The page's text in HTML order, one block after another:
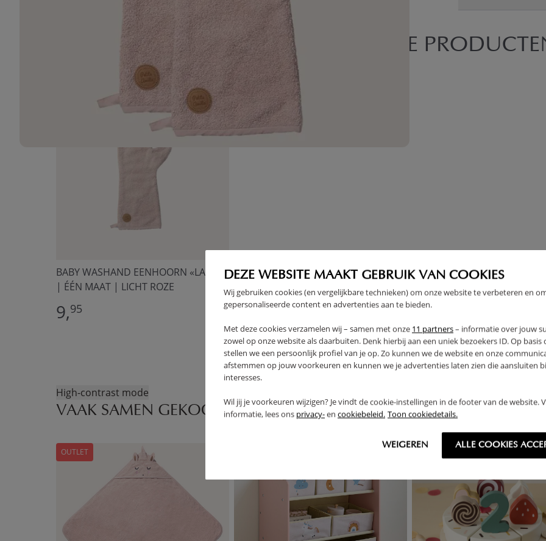
DEZE WEBSITE MAAKT GEBRUIK VAN COOKIES
Wij gebruiken cookies (en vergelijkbare technieken) om onze website te verbeteren en
gepersonaliseerde content en advertenties aan te bieden.
Met deze cookies verzamelen wij – samen met onze 11 partners– informatie over jouw
zowel op onze website als daarbuiten. Denk hierbij aan een uniek bezoekers ID. Op basis
stellen we een persoonlijk profiel van je op. Zo kunnen we de website en onze
afstemmen op jouw voorkeuren en kunnen we je advertenties laten zien die aansluiten
interesses.
Wil jij je voorkeuren wijzigen? Je vindt de cookie-instellingen in de footer van de website.
informatie, lees ons privacy-en cookiebeleid. Toon cookiedetails.
WEIGEREN ALLE COOKIES
DE SET BESTAAT UIT DE VOLGENDE
BABY WASHAND EENHOORN «LARA»
| ÉÉN MAAT | LICHT ROZE
9,95
High-contrast mode
VAAK SAMEN GEKOCHT
OUTLET